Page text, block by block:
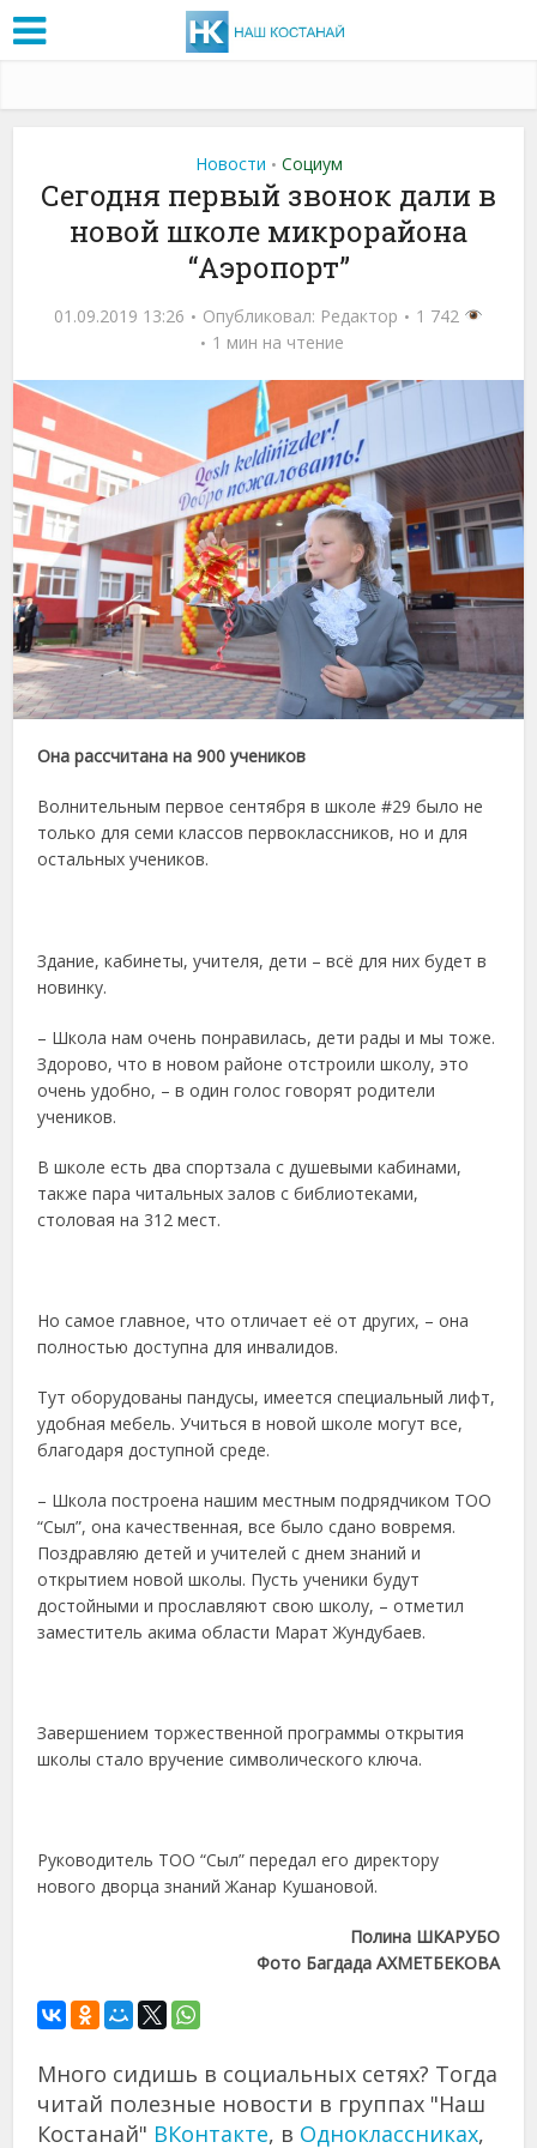
Новости • Социум
Сегодня первый звонок дали в
новой школе микрорайона
“Аэропорт”
01.09.2019 13:26 Опубликовал: Редактор
1 742
1 мин на чтение
Она рассчитана на 900 учеников
Волнительным первое сентября в школе #29 было не
только для семи классов первоклассников, но и для
остальных учеников.
Здание, кабинеты, учителя, дети – всё для них будет в
новинку.
– Школа нам очень понравилась, дети рады и мы тоже.
Здорово, что в новом районе отстроили школу, это
очень удобно, – в один голос говорят родители
учеников.
В школе есть два спортзала с душевыми кабинами,
также пара читальных залов с библиотеками,
столовая на 312 мест.
Но самое главное, что отличает её от других, – она
полностью доступна для инвалидов.
Тут оборудованы пандусы, имеется специальный лифт,
удобная мебель. Учиться в новой школе могут все,
благодаря доступной среде.
– Школа построена нашим местным подрядчиком ТОО
“Сыл”, она качественная, все было сдано вовремя.
Поздравляю детей и учителей с днем знаний и
открытием новой школы. Пусть ученики будут
достойными и прославляют свою школу, – отметил
заместитель акима области Марат Жундубаев.
Завершением торжественной программы открытия
школы стало вручение символического ключа.
Руководитель ТОО “Сыл” передал его директору
нового дворца знаний Жанар Кушановой.
Полина ШКАРУБО
Фото Багдада АХМЕТБЕКОВА
Много сидишь в социальных сетях? Тогда
читай полезные новости в группах "Наш
Костанай" ВКонтакте, в Одноклассниках,